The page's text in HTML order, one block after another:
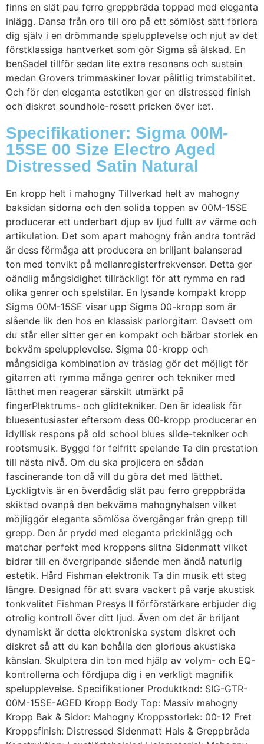
finns en slät pau ferro greppbräda toppad med eleganta
inlägg. Dansa från oro till oro på ett sömlöst sätt förlora
dig själv i en drömmande spelupplevelse och njut av det
förstklassiga hantverket som gör Sigma så älskad. En
benSadel tillför sedan lite extra resonans och sustain
medan Grovers trimmaskiner lovar pålitlig trimstabilitet.
Och för den eleganta estetiken ger en distressed finish
och diskret soundhole-rosett pricken över i:et.
Specifikationer: Sigma 00M-
15SE 00 Size Electro Aged
Distressed Satin Natural
En kropp helt i mahogny Tillverkad helt av mahogny
baksidan sidorna och den solida toppen av 00M-15SE
producerar ett underbart djup av ljud fullt av värme och
artikulation. Det som apart mahogny från andra tonträd
är dess förmåga att producera en briljant balanserad
ton med tonvikt på mellanregisterfrekvenser. Detta ger
oändlig mångsidighet tillräckligt för att rymma en rad
olika genrer och spelstilar. En lysande kompakt kropp
Sigma 00M-15SE visar upp Sigma 00-kropp som är
slående lik den hos en klassisk parlorgitarr. Oavsett om
du står eller sitter ger en kompakt och bärbar storlek en
bekväm spelupplevelse. Sigma 00-kropp och
mångsidiga kombination av träslag gör det möjligt för
gitarren att rymma många genrer och tekniker med
lätthet men reagerar särskilt utmärkt på
fingerPlektrums- och glidtekniker. Den är idealisk för
bluesentusiaster eftersom dess 00-kropp producerar en
idyllisk respons på old school blues slide-tekniker och
rootsmusik. Byggd för felfritt spelande Ta din prestation
till nästa nivå. Om du ska projicera en sådan
fascinerande ton då vill du göra det med lätthet.
Lyckligtvis är en överdådig slät pau ferro greppbräda
skiktad ovanpå den bekväma mahognyhalsen vilket
möjliggör eleganta sömlösa övergångar från grepp till
grepp. Den är prydd med eleganta prickinlägg och
matchar perfekt med kroppens slitna Sidenmatt vilket
bidrar till en övergripande slående men ändå naturlig
estetik. Hård Fishman elektronik Ta din musik ett steg
längre. Designad för att svara vackert på varje akustisk
tonkvalitet Fishman Presys II förförstärkare erbjuder dig
otrolig kontroll över ditt ljud. Även om det är briljant
dynamiskt är detta elektroniska system diskret och
diskret så att du kan behålla den glorious akustiska
känslan. Skulptera din ton med hjälp av volym- och EQ-
kontrollerna och fördjupa dig i en verkligt magnifik
spelupplevelse. Specifikationer Produktkod: SIG-GTR-
00M-15SE-AGED Kropp Body Top: Massiv mahogny
Kropp Bak & Sidor: Mahogny Kroppsstorlek: 00-12 Fret
Kroppsfinish: Distressed Sidenmatt Hals & Greppbräda